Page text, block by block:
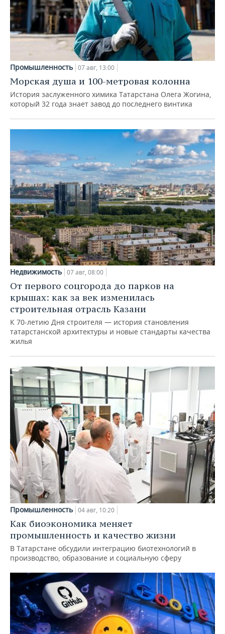
Промышленность 07 авг, 13:00
Морская душа и 100-метровая колонна
История заслуженного химика Татарстана Олега Жогина,
который 32 года знает завод до последнего винтика
Недвижимость 07 авг, 08:00
От первого соцгорода до парков на
крышах: как за век изменилась
строительная отрасль Казани
К 70-летию Дня строителя — история становления
татарстанской архитектуры и новые стандарты качества
жилья
Промышленность 04 авг, 10:20
Как биоэкономика меняет
промышленность и качество жизни
В Татарстане обсудили интеграцию биотехнологий в
производство, образование и социальную сферу